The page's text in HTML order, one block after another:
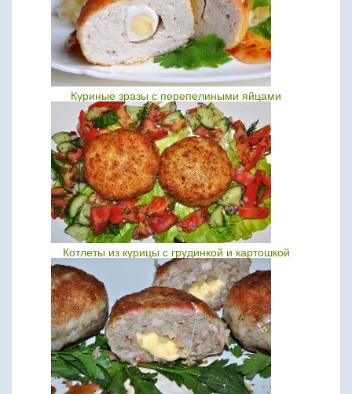
Куриные зразы с перепелиными яйцами
Котлеты из курицы с грудинкой и картошкой